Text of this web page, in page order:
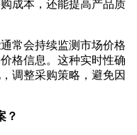
成本，还能提高产品质
常会持续监测市场价格
格信息。这种实时性确
调整采购策略，避免因
？